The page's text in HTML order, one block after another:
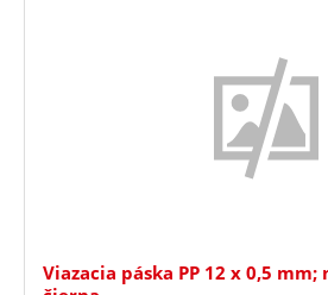
Viazacia páska PP 12 x 0,5 mm;